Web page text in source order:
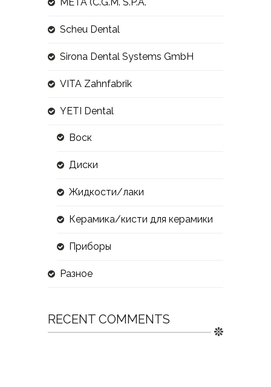
Scheu Dental
Sirona Dental Systems GmbH
VITA Zahnfabrik
YETI Dental
Воск
Диски
Жидкости/лаки
Керамика/кисти для керамики
Приборы
Разное
RECENT COMMENTS